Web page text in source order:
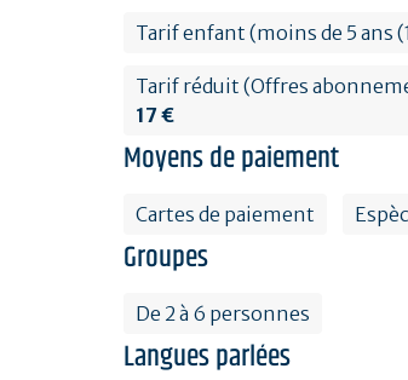
Tarif enfant (moins de 5 ans
Tarif réduit (Offres
17 €
Moyens de paiement
Cartes de paiement
Groupes
De 2 à 6 personnes
Langues parlées